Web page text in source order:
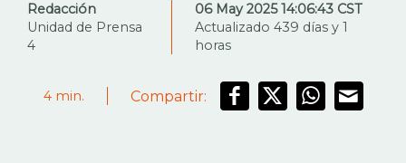
Redacción
Unidad de Prensa
4
06 May 2025 14:06:43 CST
Actualizado 439 días y 1
horas
4 min. Compartir: